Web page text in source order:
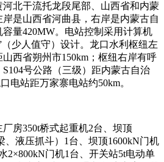
北干流托龙段尾部、山西省和内蒙
是山西省河曲县，右岸是内蒙古自
量420MW。电站控制采用计算机
少人值守）设计。龙口水利枢纽左
西省朔州市150km；枢纽右岸有呼
S104号公路（三级）距内蒙古自治
电站距万家寨电站约50km。
房350t桥式起重机2台、坝顶
、液压抓斗）1台、坝顶1600kN门机
2×800kN门机1台、开关站5t电动单